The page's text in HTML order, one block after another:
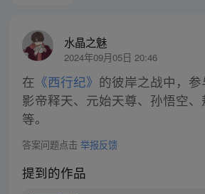
水晶之魅
2024年09月05日 20:46
在 《西行纪》 的彼岸之战中，
影帝释天、元始天尊、孙悟空
等。
答案问题点击 举报反馈
提到的作品